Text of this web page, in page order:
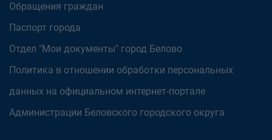
Обращения граждан
Паспорт города
Отдел "Мои документы" город Белово
Политика в отношении обработки персональных
данных на официальном интернет-портале
Администрации Беловского городского округа